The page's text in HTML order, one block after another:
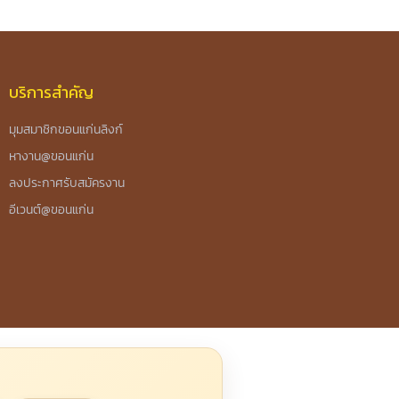
บริการสำคัญ
มุมสมาชิกขอนแก่นลิงก์
หางาน@ขอนแก่น
ลงประกาศรับสมัครงาน
อีเวนต์@ขอนแก่น